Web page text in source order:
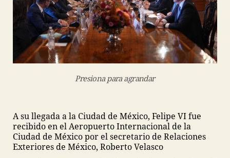
Presiona para agrandar
A su llegada a la Ciudad de México, Felipe VI fue
recibido en el Aeropuerto Internacional de la
Ciudad de México por el secretario de Relaciones
Exteriores de México, Roberto Velasco